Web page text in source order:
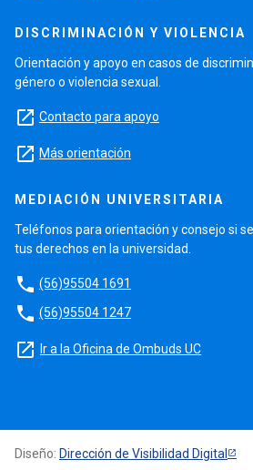
DISCRIMINACIÓN Y VIOLENCIA
Orientación y apoyo en casos de
género o violencia sexual.
launch Contacto para apoyo
launch Más orientación
MEDIACIÓN UNIVERSITARIA
Teléfonos para orientación y consejo si
tus derechos en la universidad.
phone (56)95504 1691
phone (56)95504 1247
launch Ir a la Oficina de Ombuds UC
Diseño: Dirección de Visibilidad Digital